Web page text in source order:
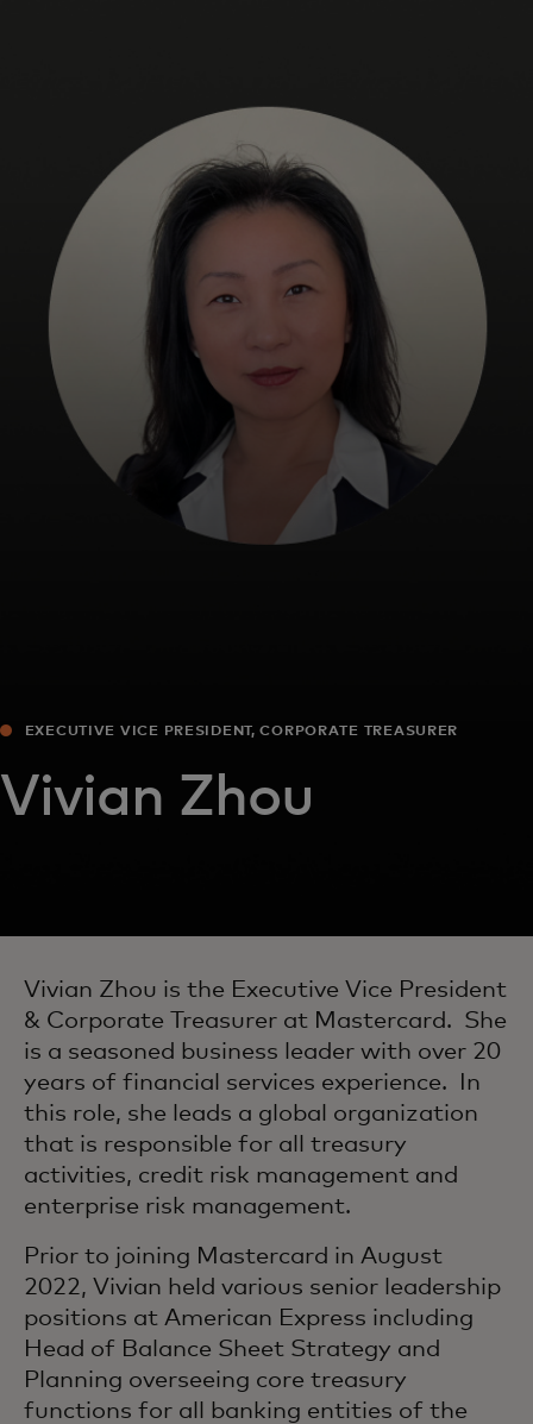
Pro svět
Pro inovátory
Novinky a trendy
EXECUTIVE VICE PRESIDENT, CORPORATE TREASURER
Vivian Zhou
Vivian Zhou is the Executive Vice President
& Corporate Treasurer at Mastercard. She
is a seasoned business leader with over 20
years of financial services experience. In
this role, she leads a global organization
that is responsible for all treasury
activities, credit risk management and
enterprise risk management.
Prior to joining Mastercard in August
2022, Vivian held various senior leadership
positions at American Express including
Head of Balance Sheet Strategy and
Planning overseeing core treasury
functions for all banking entities of the